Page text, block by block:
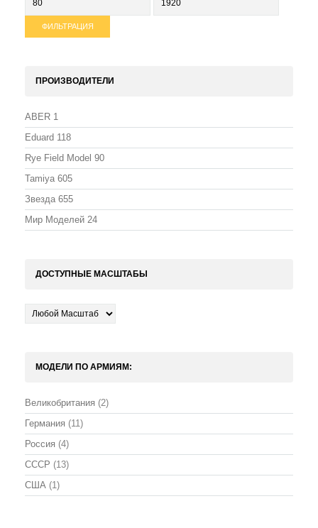
цена
цена
ФИЛЬТРАЦИЯ
ПРОИЗВОДИТЕЛИ
ABER 1
Eduard 118
Rye Field Model 90
Tamiya 605
Звезда 655
Мир Моделей 24
ДОСТУПНЫЕ МАСШТАБЫ
МОДЕЛИ ПО АРМИЯМ:
Великобритания (2)
Германия (11)
Россия (4)
СССР (13)
США (1)